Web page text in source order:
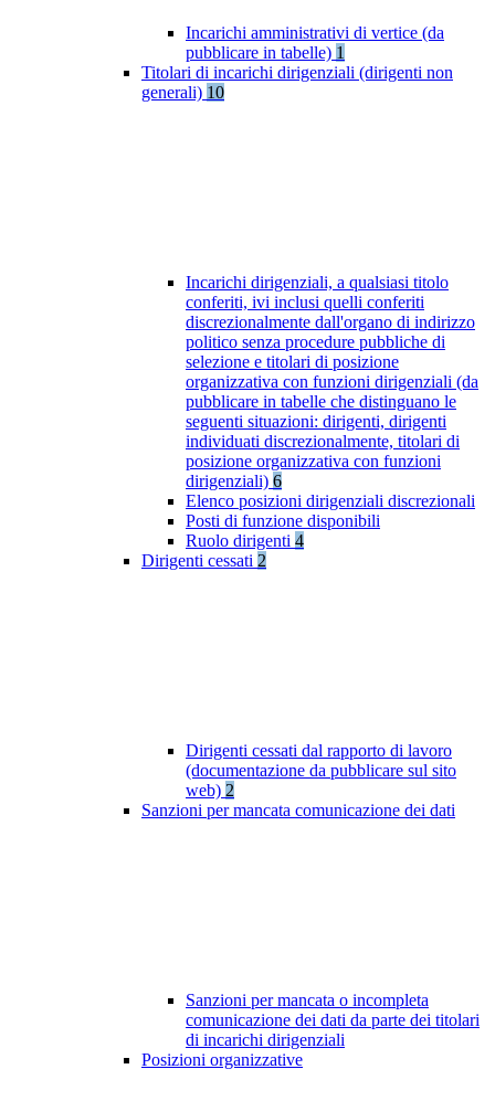
Incarichi amministrativi di vertice (da
pubblicare in tabelle) 1
Titolari di incarichi dirigenziali (dirigenti non
generali) 10
Incarichi dirigenziali, a qualsiasi titolo
conferiti, ivi inclusi quelli conferiti
discrezionalmente dall'organo di indirizzo
politico senza procedure pubbliche di
selezione e titolari di posizione
organizzativa con funzioni dirigenziali (da
pubblicare in tabelle che distinguano le
seguenti situazioni: dirigenti, dirigenti
individuati discrezionalmente, titolari di
posizione organizzativa con funzioni
dirigenziali) 6
Elenco posizioni dirigenziali discrezionali
Posti di funzione disponibili
Ruolo dirigenti 4
Dirigenti cessati 2
Dirigenti cessati dal rapporto di lavoro
(documentazione da pubblicare sul sito
web) 2
Sanzioni per mancata comunicazione dei dati
Sanzioni per mancata o incompleta
comunicazione dei dati da parte dei titolari
di incarichi dirigenziali
Posizioni organizzative